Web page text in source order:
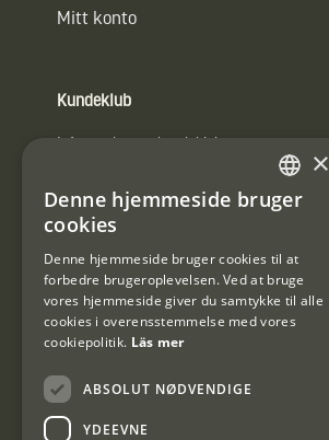
Mitt konto
Kundeklub
E-
post
(Påkrævet)
SWEDISH
×
Denne hjemmeside bruger
cookies
Denne hjemmeside bruger cookies til at
forbedre brugeroplevelsen. Ved at bruge
vores hjemmeside giver du samtykke til alle
cookies i overensstemmelse med vores
cookiepolitik. Läs mer
ABSOLUT NØDVENDIGE
YDEEVNE